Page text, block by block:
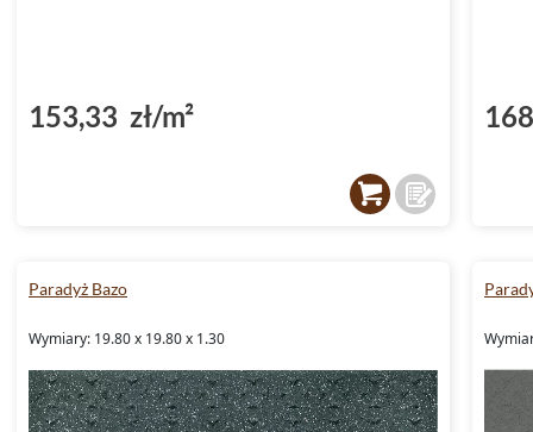
153,33 zł/m²
Paradyż Bazo
Wymiary: 19.80 x 19.80 x 1.30